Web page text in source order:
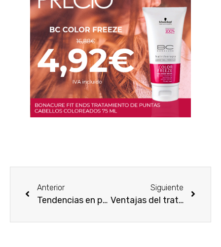
Anterior
Tendencias en perfumes para 2015
Siguiente
Ventajas del tratamiento facial Biotherm